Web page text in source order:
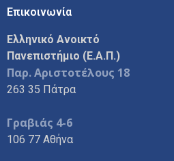
Επικοινωνία
Ελληνικό Ανοικτό
Πανεπιστήμιο (Ε.Α.Π.)
Παρ. Αριστοτέλους 18
263 35 Πάτρα
Γραβιάς 4-6
106 77 Αθήνα